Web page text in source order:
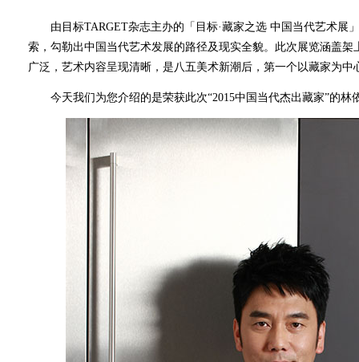
由目标TARGET杂志主办的「目标·藏家之选 中国当代艺术展
索，勾勒出中国当代艺术发展的路径及现实全貌。此次展览涵盖
广泛，艺术内容呈现清晰，是八五美术新潮后，第一个以藏家为
今天我们为您介绍的是荣获此次“2015中国当代杰出藏家”的林